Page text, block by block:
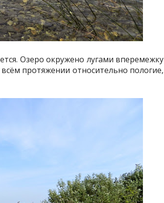
Озеро окружено лугами вперемежку
протяжении относительно пологие,